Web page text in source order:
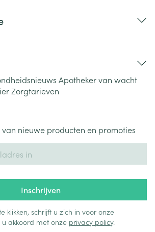
Apotheker van wacht
Zorgtarieven
nieuwe producten en promoties
Inschrijven
klikken, schrijft u zich in voor onze
akkoord met onze privacy policy.